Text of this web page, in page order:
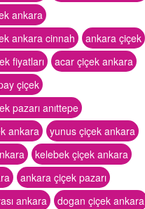
ankara
ankara cinnah
ankara çiçek
fiyatları
acar çiçek ankara
çiçek
pazarı anıttepe
ankara
yunus çiçek ankara
kelebek çiçek ankara
ankara çiçek pazarı
ankara
dogan çiçek ankara